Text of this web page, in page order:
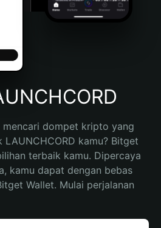
mencari dompet kripto yang
LAUNCHCORD kamu? Bitget
terbaik kamu. Dipercaya
kamu dapat dengan bebas
Wallet. Mulai perjalanan